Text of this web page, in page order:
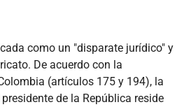
como un "disparate jurídico" y
De acuerdo con la
(artículos 175 y 194), la
de la República reside